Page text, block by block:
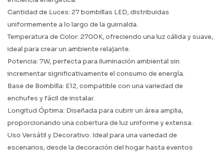
Cantidad de Luces: 27 bombillas LED, distribuidas
uniformemente a lo largo de la guirnalda.
Temperatura de Color: 2700K, ofreciendo una luz cálida y suave,
ideal para crear un ambiente relajante.
Potencia: 7W, perfecta para iluminación ambiental sin
incrementar significativamente el consumo de energía.
Base de Bombilla: E12, compatible con una variedad de
enchufes y fácil de instalar.
Longitud Óptima: Diseñada para cubrir un área amplia,
proporcionando una cobertura de luz uniforme y extensa.
Uso Versátil y Decorativo: Ideal para una variedad de
escenarios, desde la decoración del hogar hasta eventos